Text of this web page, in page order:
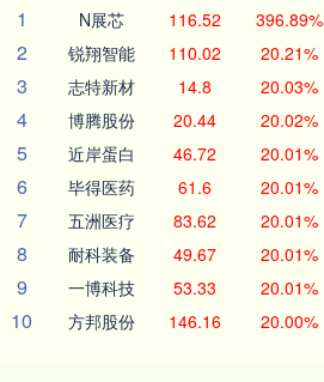
1
N展芯 116.52 396.89%
2 锐翔智能 110.02 20.21%
3 志特新材 14.8 20.03%
4 博腾股份 20.44 20.02%
5 近岸蛋白 46.72 20.01%
6 毕得医药 61.6 20.01%
7 五洲医疗 83.62 20.01%
8 耐科装备 49.67 20.01%
9 一博科技 53.33 20.01%
10 方邦股份 146.16 20.00%